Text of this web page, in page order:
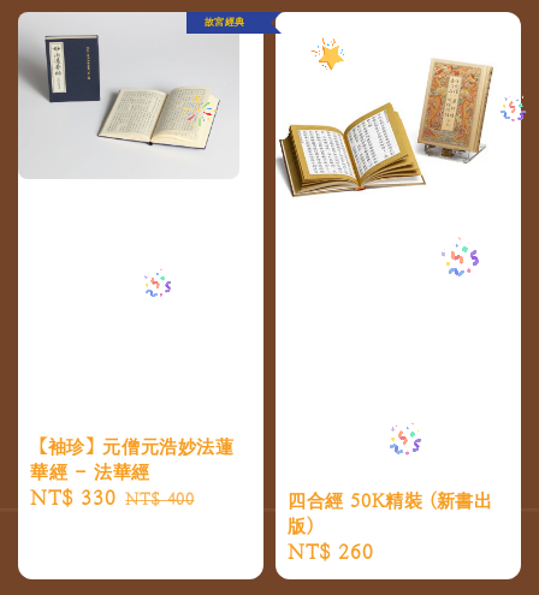
故宮經典
【袖珍】元僧元浩妙法蓮
華經 - 法華經
Sale
NT$ 330 Regular
NT$ 400
四合經 50K精裝 (新書出
版)
Regular
price
NT$ 260